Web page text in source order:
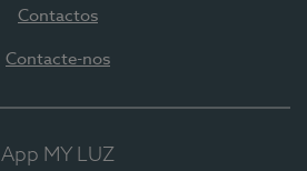
Contactos
Contacte-nos
App MY LUZ